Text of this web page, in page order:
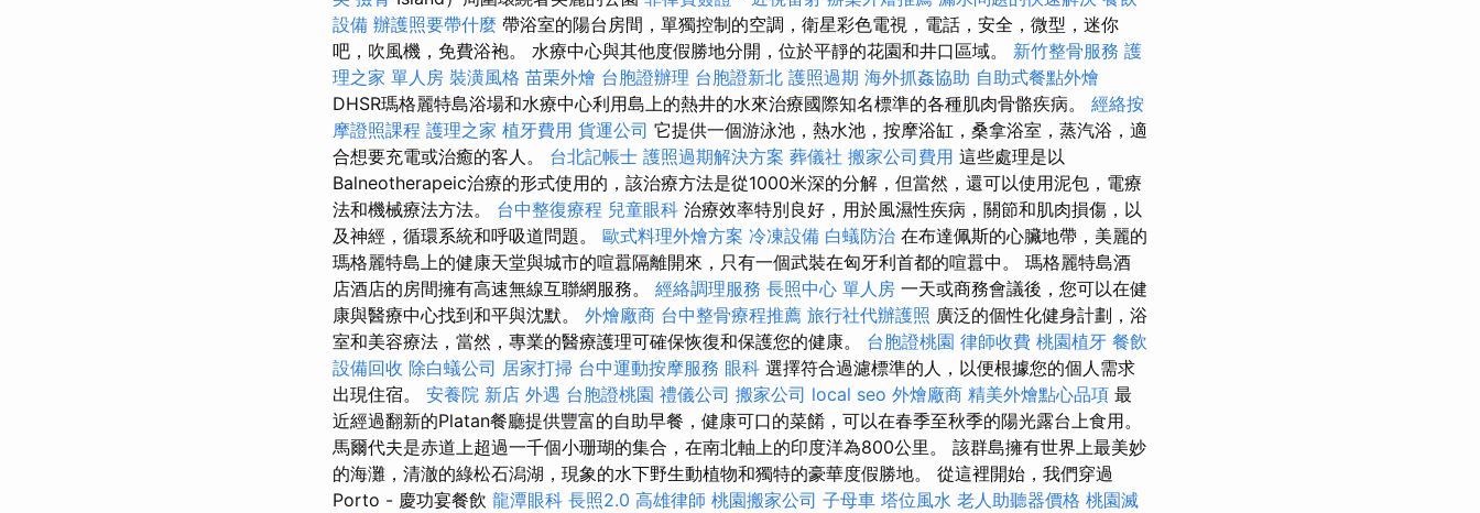
設備 辦護照要帶什麼 帶浴室的陽台房間，單獨控制的空調，衛星彩色電視，電話，安全，微型，迷你
吧，吹風機，免費浴袍。 水療中心與其他度假勝地分開，位於平靜的花園和井口區域。 新竹整骨服務 護
理之家 單人房 裝潢風格 苗栗外燴 台胞證辦理 台胞證新北 護照過期 海外抓姦協助 自助式餐點外燴
DHSR瑪格麗特島浴場和水療中心利用島上的熱井的水來治療國際知名標準的各種肌肉骨骼疾病。 經絡按
摩證照課程 護理之家 植牙費用 貨運公司 它提供一個游泳池，熱水池，按摩浴缸，桑拿浴室，蒸汽浴，適
合想要充電或治癒的客人。 台北記帳士 護照過期解決方案 葬儀社 搬家公司費用 這些處理是以
Balneotherapeic治療的形式使用的，該治療方法是從1000米深的分解，但當然，還可以使用泥包，電療
法和機械療法方法。 台中整復療程 兒童眼科 治療效率特別良好，用於風濕性疾病，關節和肌肉損傷，以
及神經，循環系統和呼吸道問題。 歐式料理外燴方案 冷凍設備 白蟻防治 在布達佩斯的心臟地帶，美麗的
瑪格麗特島上的健康天堂與城市的喧囂隔離開來，只有一個武裝在匈牙利首都的喧囂中。 瑪格麗特島酒
店酒店的房間擁有高速無線互聯網服務。 經絡調理服務 長照中心 單人房 一天或商務會議後，您可以在健
康與醫療中心找到和平與沈默。 外燴廠商 台中整骨療程推薦 旅行社代辦護照 廣泛的個性化健身計劃，浴
室和美容療法，當然，專業的醫療護理可確保恢復和保護您的健康。 台胞證桃園 律師收費 桃園植牙 餐飲
設備回收 除白蟻公司 居家打掃 台中運動按摩服務 眼科 選擇符合過濾標準的人，以便根據您的個人需求
出現住宿。 安養院 新店 外遇 台胞證桃園 禮儀公司 搬家公司 local seo 外燴廠商 精美外燴點心品項 最
近經過翻新的Platan餐廳提供豐富的自助早餐，健康可口的菜餚，可以在春季至秋季的陽光露台上食用。
馬爾代夫是赤道上超過一千個小珊瑚的集合，在南北軸上的印度洋為800公里。 該群島擁有世界上最美妙
的海灘，清澈的綠松石潟湖，現象的水下野生動植物和獨特的豪華度假勝地。 從這裡開始，我們穿過
Porto - 慶功宴餐飲 龍潭眼科 長照2.0 高雄律師 桃園搬家公司 子母車 塔位風水 老人助聽器價格 桃園滅